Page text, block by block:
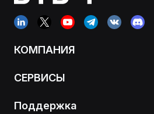
КОМПАНИЯ
СЕРВИСЫ
Поддержка